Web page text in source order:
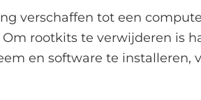
verschaffen tot een
rootkits te verwijderen is
en software te installeren,